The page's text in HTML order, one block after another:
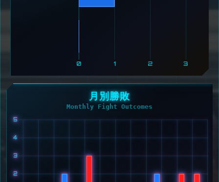
0 1 2 3
月別勝敗
Monthly Fight Outcomes